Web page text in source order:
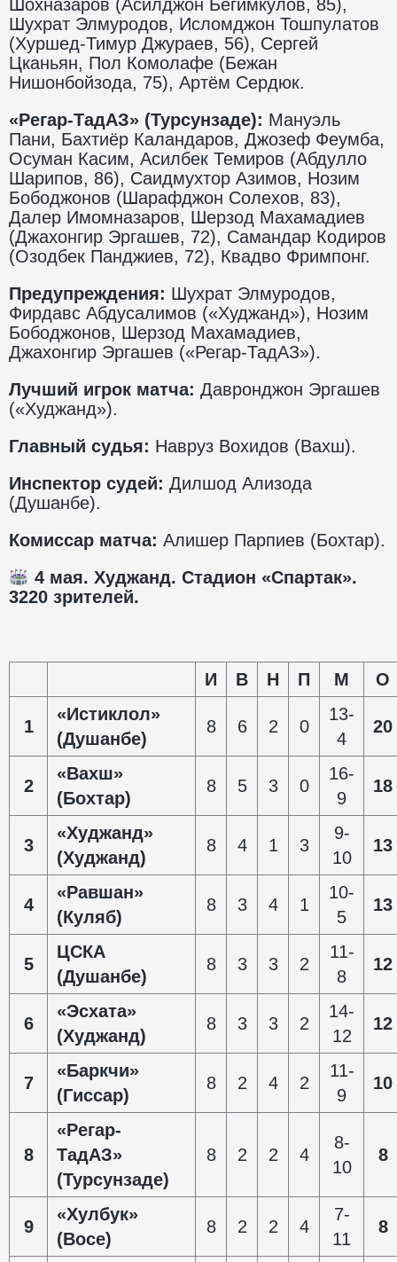
Шохназаров (Асилджон Бегимкулов, 85),
Шухрат Элмуродов, Исломджон Тошпулатов
(Хуршед-Тимур Джураев, 56), Сергей
Цканьян, Пол Комолафе (Бежан
Нишонбойзода, 75), Артём Сердюк.
«Регар-ТадАЗ» (Турсунзаде): Мануэль
Пани, Бахтиёр Каландаров, Джозеф Феумба,
Осуман Касим, Асилбек Темиров (Абдулло
Шарипов, 86), Саидмухтор Азимов, Нозим
Бободжонов (Шарафджон Солехов, 83),
Далер Имомназаров, Шерзод Махамадиев
(Джахонгир Эргашев, 72), Самандар Кодиров
(Озодбек Панджиев, 72), Квадво Фримпонг.
Предупреждения: Шухрат Элмуродов,
Фирдавс Абдусалимов («Худжанд»), Нозим
Бободжонов, Шерзод Махамадиев,
Джахонгир Эргашев («Регар-ТадАЗ»).
Лучший игрок матча: Давронджон Эргашев
(«Худжанд»).
Главный судья: Навруз Вохидов (Вахш).
Инспектор судей: Дилшод Ализода
(Душанбе).
Комиссар матча: Алишер Парпиев (Бохтар).
4 мая. Худжанд. Стадион «Спартак».
3220 зрителей.
И В Н П М О
1
«Истиклол»
(Душанбе)
8 6 2 0
13-
4
20
2
«Вахш»
(Бохтар)
8 5 3 0
16-
9
18
3
«Худжанд»
(Худжанд)
8 4 1 3
9-
10
13
4
«Равшан»
(Куляб)
8 3 4 1
10-
5
13
5
ЦСКА
(Душанбе)
8 3 3 2
11-
8
12
6
«Эсхата»
(Худжанд)
8 3 3 2
14-
12
12
7
«Баркчи»
(Гиссар)
8 2 4 2
11-
9
10
8
«Регар-
ТадАЗ»
(Турсунзаде)
8 2 2 4
8-
10
8
9
«Хулбук»
(Восе)
8 2 2 4
7-
11
8